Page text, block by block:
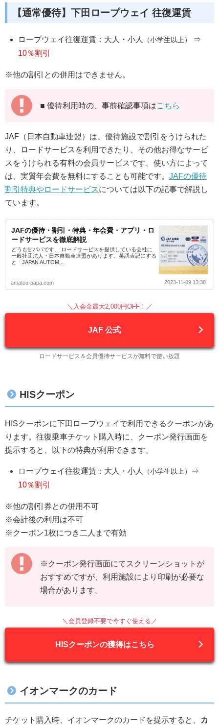
【通常優待】下田ロープウェイ 往復運賃
ロープウェイ往復運賃：大人・小人 （小学生以上）
⇒
10％割引
※他の割引との併用はできません。
■ 優待利用時の、事前確認事項はこちら
JAF（日本自動車連盟）は、優待施設で割引をうけられた
り、ロードサービスを利用できたり、その他お得なサービ
スをうけられる有料の会員サービスです。使い方によって
は、実質年会費を無料にすることも可能です。 JAFの優待
割引特典やロードサービスについては以下の記事で解説し
ています。
JAFの優待・割引・特典・年会費・アプリ・ロ
ードサービスを徹底解説
どうも甘パパです。 ロードサービスを提供している会社に
一般社団法人・日本自動車連盟があります。英語表記にする
と「JAPAN AUTOM...
amatou-papa.com 2023-11-09 13:38
＼入会金最大2,000円OFF！／
JAF 公式
ロードサービス＆会員優待サービスが無料で使い放題
HISクーポン
HISクーポンに下田ロープウェイで利用できるクーポンがあ
ります。往復乗車チケット購入時に、クーポン発行画面を
提示すると、以下の特典が利用できます。
ロープウェイ往復運賃：大人・小人 （小学生以上）
⇒
10％割引
※他の割引券との併用不可
※会計後の利用は不可
※クーポン1枚につき二人まで有効
※クーポン発行画面にてスクリーンショットが
おすすめですが、利用施設により印刷が必要な
場合があります。
＼会員登録不要で今すぐ使える／
HISクーポンの獲得はこちら
イオンマークのカード
チケット購入時、イオンマークのカードを提示すると、
カ